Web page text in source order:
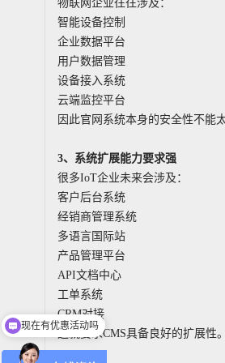
物联网企业往往涉及：
智能设备控制
企业数据平台
用户数据管理
设备接入系统
云端监控平台
因此官网系统本身的安全性不能
3、系统扩展能力要求强
很多IoT企业未来会涉及：
客户后台系统
经销商管理系统
多语言国际站
产品管理平台
API文档中心
工单系统
CRM对接
这就要求CMS具备良好的扩展性。
现在有优惠活动吗